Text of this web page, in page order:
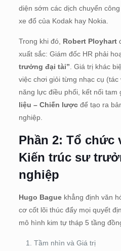
diện sớm các dịch chuyển
xe đổ của Kodak hay Nokia
Trong khi đó, Robert Ployhart
xuất sắc: Giám đốc HR phải
trưởng đại tài” Giá trị khác
việc chơi giỏi từng nhạc cụ
năng lực điều phối, kết nối tam
liệu – Chiến lượcđể tạo ra
nghiệp.
Phần 2: Tổ chức
Kiến trúc sư
nghiệp
Hugo Baguekhẳng định văn
cơ cốt lõi thúc đẩy mọi quyết
mô hình kim tự tháp 5 tầng
Tầm nhìn và Giá trị